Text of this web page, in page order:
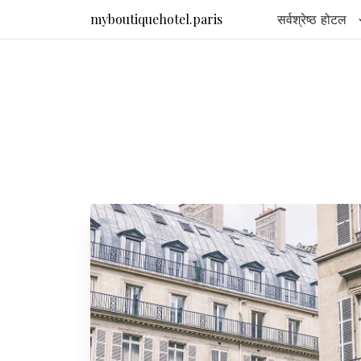
myboutiquehotel.paris सर्वश्रेष्ठ होटल